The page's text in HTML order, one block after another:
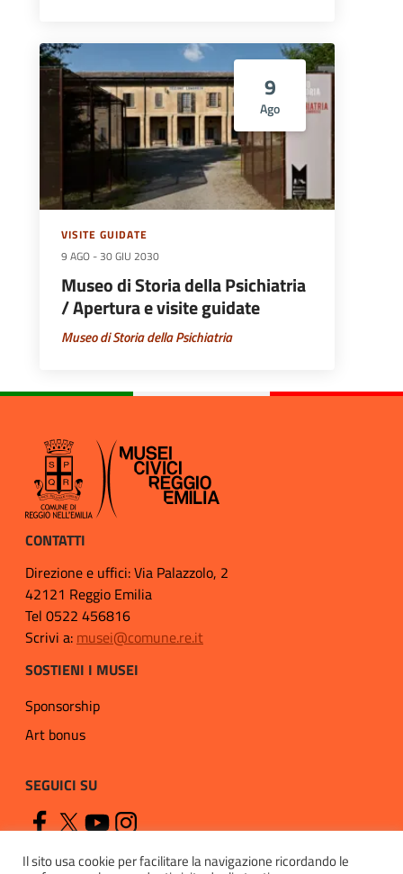
9
Ago
VISITE GUIDATE
9 AGO -30 GIU 2030
Museo di Storia della Psichiatria
/ Apertura e visite guidate
Museo di Storia della Psichiatria
CONTATTI
Direzione e uffici: Via Palazzolo, 2
42121 Reggio Emilia
Tel 0522 456816
Scrivi a: musei@comune.re.it
SOSTIENI I MUSEI
Sponsorship
Art bonus
SEGUICI SU
Il sito usa cookie per facilitare la navigazione ricordando le